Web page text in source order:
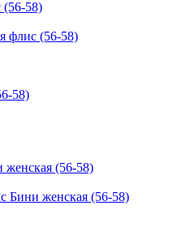
флис (56-58)
58)
Бини женская (56-58)